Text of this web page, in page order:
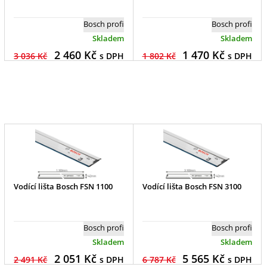
Bosch profi
Skladem
3 036 Kč 2 460Kč s DPH
Bosch profi
Skladem
1 802 Kč 1 470Kč s DPH
Vodící lišta Bosch FSN 1100
Bosch profi
Skladem
2 491 Kč 2 051 Kč s DPH
Vodící lišta Bosch FSN 3100
Bosch profi
Skladem
6 787 Kč 5 565Kč s DPH